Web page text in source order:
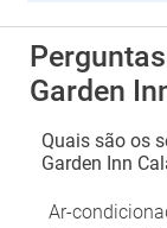
Garden
Quais são os
Garden Inn
Ar-